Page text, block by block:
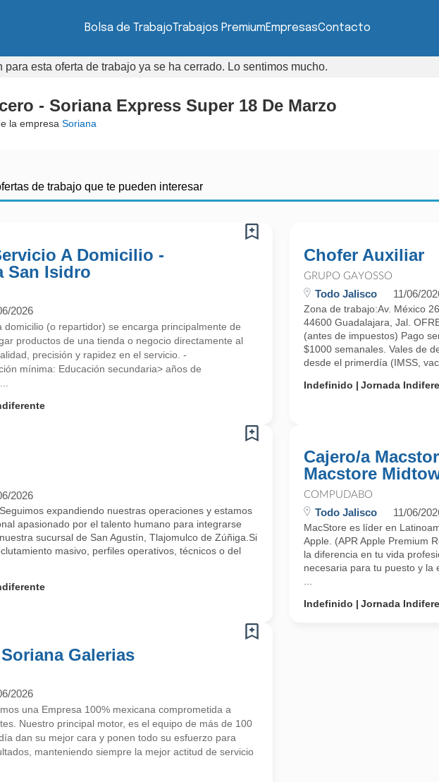
Bolsa de TrabajoTrabajos PremiumEmpresasContacto
para esta oferta de trabajo ya se ha cerrado. Lo sentimos mucho.
- Soriana Express Super 18 De Marzo
la empresa Soriana
de trabajo que te pueden interesar
A Domicilio -
San Isidro
2026
domicilio (o repartidor) se encarga principalmente de
productos de una tienda o negocio directamente al
precisión y rapidez en el servicio. -
mínima: Educación secundaria> años de
Chofer Auxiliar
GRUPO GAYOSSO
Todo Jalisco 11/06/
Zona de trabajo:Av. México
44600 Guadalajara, Jal.
(antes de impuestos) Pago
$1000 semanales. Vales de
desde el primerdía (IMSS,
Indefinido
Jornada
2026
expandiendo nuestras operaciones y estamos
apasionado por el talento humano para integrarse
sucursal de San Agustín, Tlajomulco de Zúñiga.Si
masivo, perfiles operativos, técnicos o del
Cajero/a
Macstore
COMPUDABO
Todo Jalisco 11/06/
MacStore es líder en
Apple. (APR Apple Premium
la diferencia en tu vida
necesaria para tu puesto y la
Indefinido
Jornada
Galerias
2026
una Empresa 100% mexicana comprometida a
Nuestro principal motor, es el equipo de más de 100
dan su mejor cara y ponen todo su esfuerzo para
manteniendo siempre la mejor actitud de servicio